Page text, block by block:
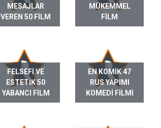
MESAJLAR
VEREN 50 FILM
MÜKEMMEL
FILM
FELSEFI VE
ESTETIK 50
YABANCI FILM
EN KOMIK 47
RUS YAPIMI
KOMEDI FILMI